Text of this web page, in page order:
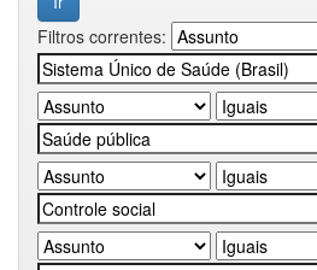
Filtros correntes: